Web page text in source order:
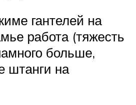
гантелей на
работа (тяжесть
больше,
штанги на